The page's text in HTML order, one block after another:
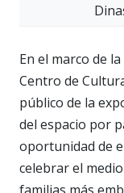
En el marco de
Centro de
público de la
del espacio por
oportunidad de
celebrar el